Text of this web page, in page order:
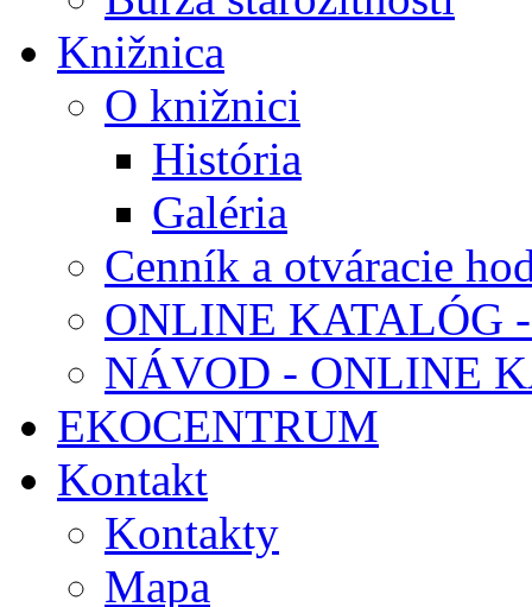
Knižnica
O knižnici
História
Galéria
Cenník a otváracie
ONLINE KATALÓG
NÁVOD - ONLINE
EKOCENTRUM
Kontakt
Kontakty
Mapa